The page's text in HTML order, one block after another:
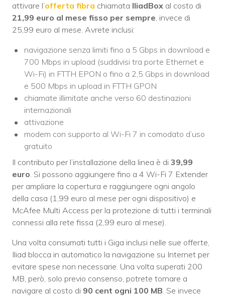
attivare l’offerta fibra chiamata IliadBox al costo di
21,99 euro al mese fisso per sempre, invece di
25,99 euro al mese. Avrete inclusi:
navigazione senza limiti fino a 5 Gbps in download e
700 Mbps in upload (suddivisi tra porte Ethernet e
Wi-Fi) in FTTH EPON o fino a 2,5 Gbps in download
e 500 Mbps in upload in FTTH GPON
chiamate illimitate anche verso 60 destinazioni
internazionali
attivazione
modem con supporto al Wi-Fi 7 in comodato d’uso
gratuito
Il contributo per l’installazione della linea è di 39,99
euro. Si possono aggiungere fino a 4 Wi-Fi 7 Extender
per ampliare la copertura e raggiungere ogni angolo
della casa (1,99 euro al mese per ogni dispositivo) e
McAfee Multi Access per la protezione di tutti i terminali
connessi alla rete fissa (2,99 euro al mese).
Una volta consumati tutti i Giga inclusi nelle sue offerte,
Iliad blocca in automatico la navigazione su Internet per
evitare spese non necessarie. Una volta superati 200
MB, però, solo previo consenso, potrete tornare a
navigare al costo di 90 cent ogni 100 MB. Se invece